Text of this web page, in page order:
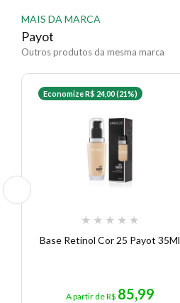
MAIS DA MARCA
Payot
Outros produtos da mesma marca
Economize R$ 24,00 (21%)
★ ★ ★ ★ ★
Base Retinol Cor 25 Payot 35Ml
A partir de R$ 85,99